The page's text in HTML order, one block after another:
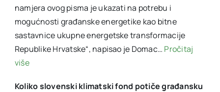
namjera ovog pisma je ukazati na potrebu i
mogućnosti građanske energetike kao bitne
sastavnice ukupne energetske transformacije
Republike Hrvatske“, napisao je Domac… Pročitaj
više
Koliko slovenski klimatski fond potiče građansku